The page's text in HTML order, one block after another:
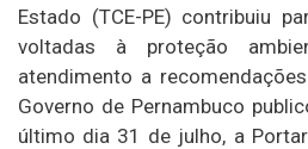
Estado (TCE-PE) contribuiu
voltadas à proteção
atendimento a
Governo de Pernambuco
último dia 31 de julho, a